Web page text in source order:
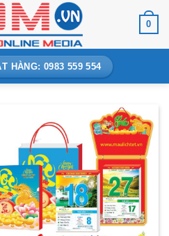
0
HÀNG: 0983 559 554